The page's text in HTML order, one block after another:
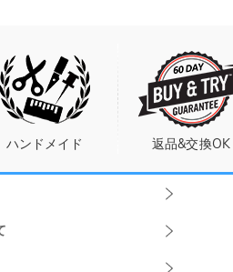
ハンドメイド 返品&交換OK